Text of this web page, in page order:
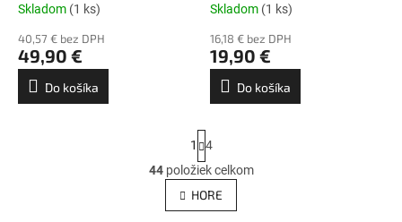
Skladom (1 ks)
40,57 € bez DPH
49,90 €
Do košíka
Skladom (1 ks)
16,18 € bez DPH
19,90 €
Do košíka
O
v
l
S
t
r
á
n
k
1
4
44položiek celkom
HORE